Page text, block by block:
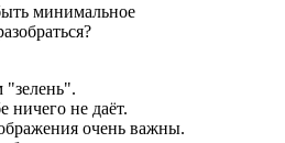
минимальное
"зелень".
ничего не даёт.
очень важны.